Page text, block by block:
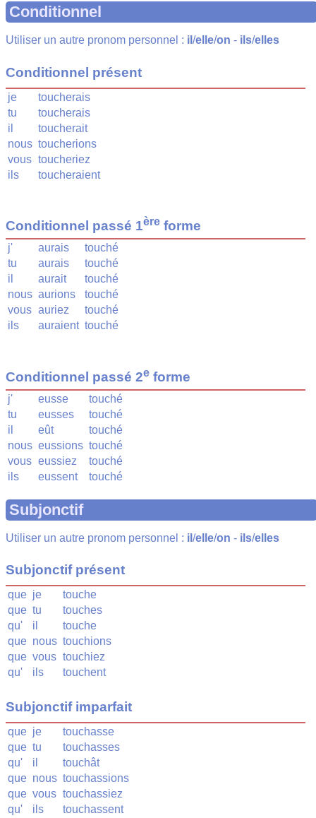
Conditionnel
Utiliser un autre pronom personnel : il /elle/on - ils/elles
Conditionnel présent
je
toucherais
tu
toucherais
il
toucherait
nous toucherions
vous toucheriez
ils
toucheraient
Conditionnel passé 1ère forme
j' aurais
touché
tu
aurais
touché
il
aurait
touché
nous aurions
touché
vous auriez
touché
ils
auraient touché
Conditionnel passé 2e forme
j' eusse
touché
tu
eusses
touché
il
eût
touché
nous eussions touché
vous eussiez
touché
ils
eussent touché
Subjonctif
Utiliser un autre pronom personnel : il /elle/on - ils/elles
Subjonctif présent
que je
touche
que tu
touches
qu'
il
touche
que nous touchions
que vous touchiez
qu'
ils touchent
Subjonctif imparfait
que je
touchasse
que tu
touchasses
qu'
il
touchât
que nous touchassions
que vous touchassiez
qu'
ils touchassent